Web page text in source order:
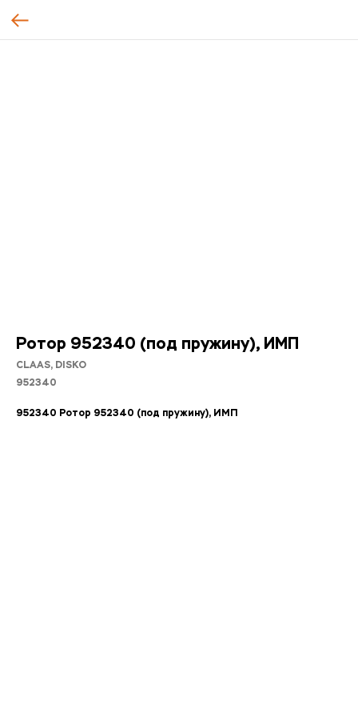
Ротор 952340 (под пружину), ИМП
CLAAS, DISKO
952340
952340 Ротор 952340 (под пружину), ИМП